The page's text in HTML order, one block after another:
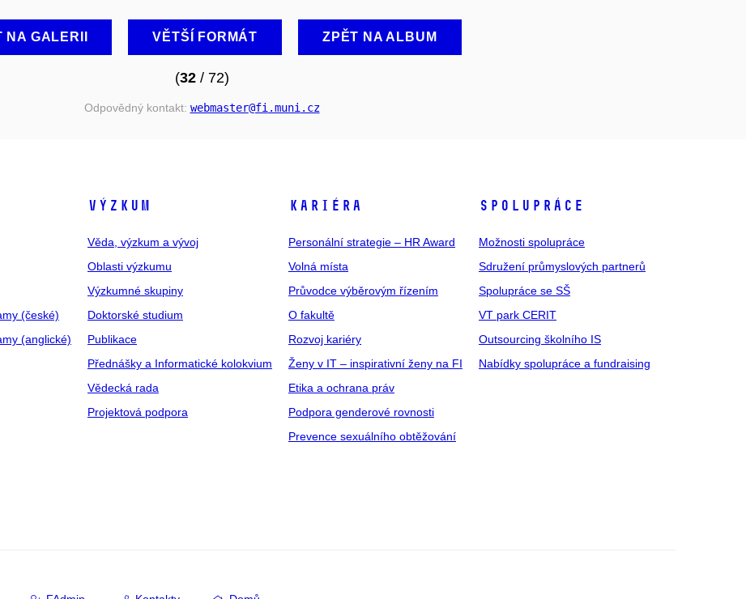
NA GALERII VĚTŠÍ FORMÁT ZPĚT NA ALBUM
(32/ 72)
Odpovědný kontakt: webmaster@fi .muni .cz
(české)
(anglické)
VÝZKUM
Věda, výzkum a vývoj
Oblasti výzkumu
Výzkumné skupiny
Doktorské studium
Publikace
Přednášky a Informatické kolokvium
Vědecká rada
Projektová podpora
KARIÉRA
Personální strategie – HR Award
Volná místa
Průvodce výběrovým řízením
O fakultě
Rozvoj kariéry
Ženy v IT – inspirativní ženy na FI
Etika a ochrana práv
Podpora genderové rovnosti
Prevence sexuálního obtěžování
SPOLUPRÁCE
Možnosti spolupráce
Sdružení průmyslových partnerů
Spolupráce se SŠ
VT park CERIT
Outsourcing školního IS
Nabídky spolupráce a fundraising